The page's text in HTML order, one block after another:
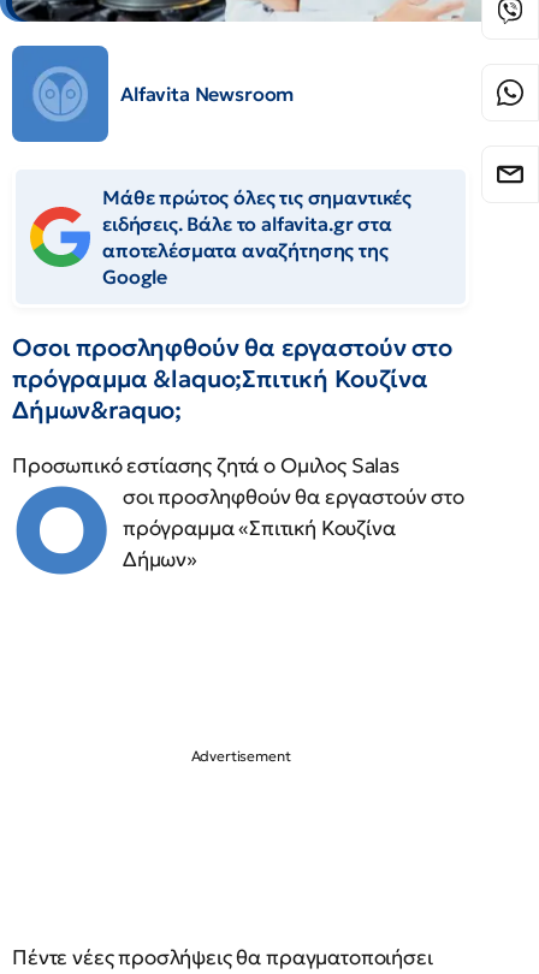
Alfavita Newsroom
Μάθε πρώτος όλες τις σημαντικές
ειδήσεις. Βάλε το alfavita.gr στα
αποτελέσματα αναζήτησης της
Google
Οσοι προσληφθούν θα εργαστούν στο
πρόγραμμα &laquo;Σπιτική Κουζίνα
Δήμων&raquo;
Προσωπικό εστίασης ζητά ο Ομιλος Salas
Ο σοι προσληφθούν θα εργαστούν στο
πρόγραμμα «Σπιτική Κουζίνα
Δήμων»
Πέντε νέες προσλήψεις θα πραγματοποιήσει